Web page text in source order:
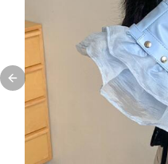
Previous slide